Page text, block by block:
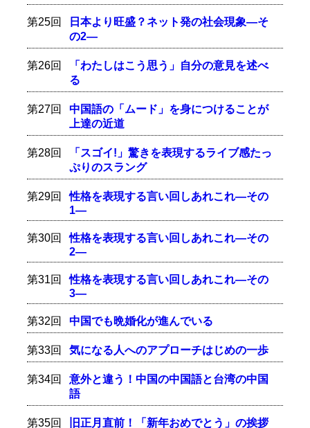
第25回
日本より旺盛？ネット発の社会現象―そ
の2―
第26回
「わたしはこう思う」自分の意見を述べ
る
第27回
中国語の「ムード」を身につけることが
上達の近道
第28回
「スゴイ!」驚きを表現するライブ感たっ
ぷりのスラング
第29回
性格を表現する言い回しあれこれ―その
1―
第30回
性格を表現する言い回しあれこれ―その
2―
第31回
性格を表現する言い回しあれこれ―その
3―
第32回 中国でも晩婚化が進んでいる
第33回 気になる人へのアプローチはじめの一歩
第34回
意外と違う！中国の中国語と台湾の中国
語
第35回 旧正月直前！「新年おめでとう」の挨拶